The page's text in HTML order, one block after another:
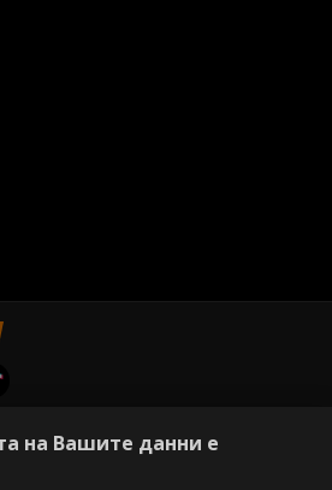
наSportal Media Group
на Вашите данни е